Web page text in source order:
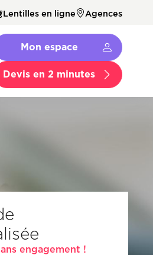
Lentilles en ligne Agences
Mon espace
Devis en 2 minutes
engagement !